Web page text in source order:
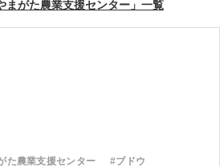
まがた農業支援センター」
た農業支援センター
#ブドウ